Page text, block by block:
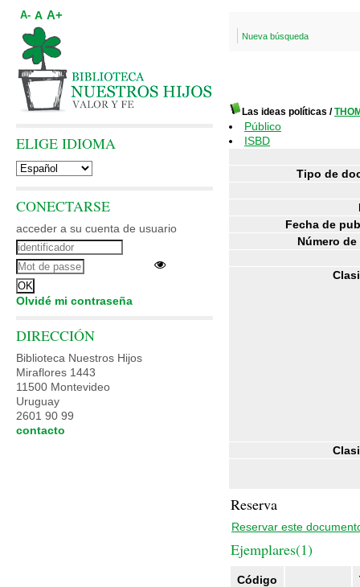
Nueva búsqueda
Las ideas políticas /
Público
ISBD
Tipo de
Fecha de
Número
Reserva
Reservar este
Ejemplares(1)
Código
A- A A+
ELIGE IDIOMA
CONECTARSE
acceder a su cuenta de usuario
Olvidé mi contraseña
DIRECCIÓN
Biblioteca Nuestros Hijos
Miraflores 1443
11500 Montevideo
Uruguay
2601 90 99
contacto